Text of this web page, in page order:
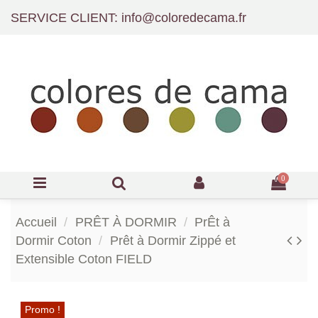
SERVICE CLIENT: info@coloredecama.fr
0
Accueil PRÊT À DORMIR
PrÊt à
Dormir Coton
Prêt à Dormir Zippé et
Extensible Coton FIELD
Promo !